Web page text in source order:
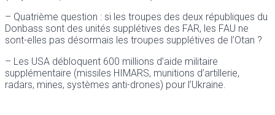
– Quatrième question : si les troupes des deux républiques du
Donbass sont des unités supplétives des FAR, les FAU ne
sont-elles pas désormais les troupes supplétives de l’Otan ?
– Les USA débloquent 600 millions d’aide militaire
supplémentaire (missiles HIMARS, munitions d’artillerie,
radars, mines, systèmes anti-drones) pour l’Ukraine.